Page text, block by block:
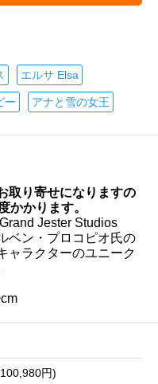
エルサ Elsa
ー アナと雪の女王
取り寄せになりますの
かかります。
Jester Studios
ベン・プロコピオ氏の
ャラクターのユニーク
円)